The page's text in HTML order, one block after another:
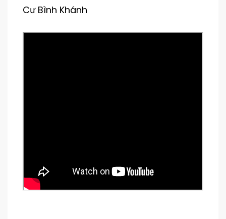
Cư Bình Khánh